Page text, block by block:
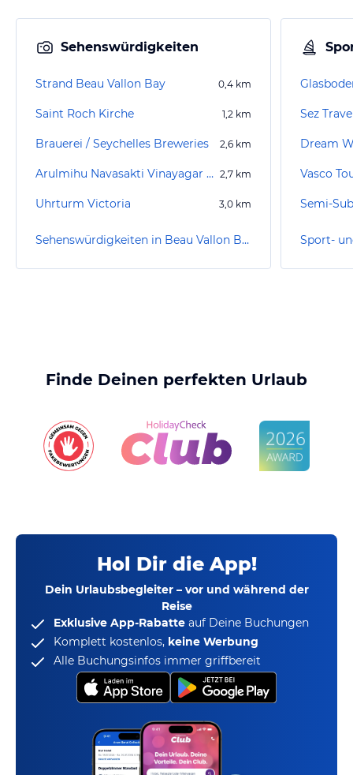
Sehenswürdigkeiten
Strand Beau Vallon Bay 0,4 km
Saint Roch Kirche 1,2 km
Brauerei / Seychelles Breweries 2,6 km
Arulmihu Navasakti Vinayagar Temple 2,7 km
Uhrturm Victoria 3,0 km
Sehenswürdigkeiten in Beau Vallon Beach
Sez
Vasco
Semi-
Finde Deinen perfekten Urlaub
Hol Dir die App!
Dein Urlaubsbegleiter – vor und während der
Reise
Exklusive App-Rabatte auf Deine Buchungen
Komplett kostenlos, keine Werbung
Alle Buchungsinfos immer griffbereit